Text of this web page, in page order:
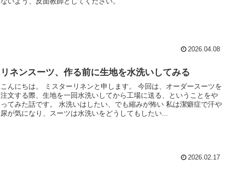
2026.04.08
リネンスーツ、作る前に生地を水洗いしてみる
こんにちは。 ミスターリネンと申します。 今回は、オーダースーツを
注文する際、生地を一回水洗いしてから工場に送る、ということをや
ってみた話です。 水洗いはしたい、でも縮みが怖い 私は潔癖症で汗や
尿が気になり、スーツは水洗いをどうしてもしたい...
2026.02.17